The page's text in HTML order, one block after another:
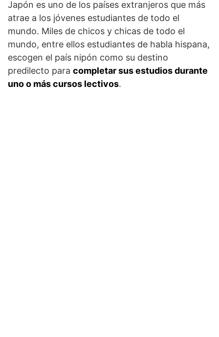
Japón es uno de los países extranjeros que más
atrae a los jóvenes estudiantes de todo el
mundo. Miles de chicos y chicas de todo el
mundo, entre ellos estudiantes de habla hispana,
escogen el país nipón como su destino
predilecto para completar sus estudios durante
uno o más cursos lectivos.